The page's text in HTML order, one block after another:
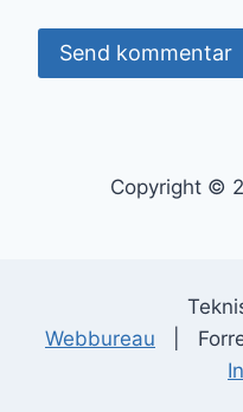
Copyright ©
Webbureau |